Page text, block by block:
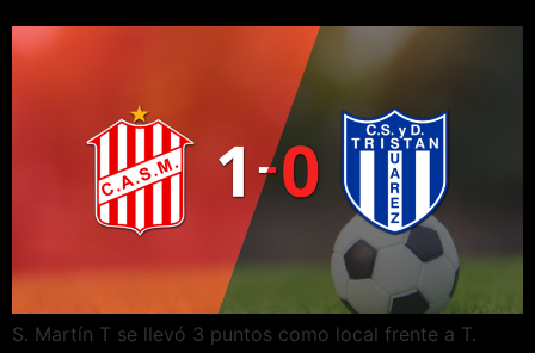
S. Martín T se llevó 3 puntos como local frente a T.